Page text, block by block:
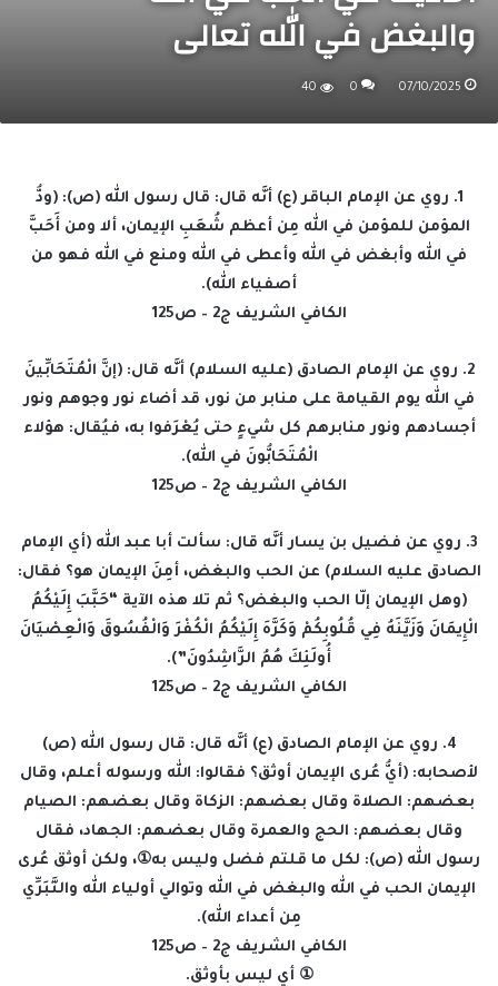
والبغض في الله تعالى
07/10/2025
0
40
1. روي عن الإمام الباقر (ع) أنَّه قال: قال رسول الله (ص): (ودُّ
المؤمن للمؤمن في الله مِن أعظم شُعَبِ الإيمان، ألا ومن أَحَبَّ
في الله وأبغض في الله وأعطى في الله ومنع في الله فهو من
أصفياء الله).
الكافي الشريف ج2 – ص125
2. روي عن الإمام الصادق (عليه السلام) أنَّه قال: (إنَّ الْمُتَحَابِّينَ
في الله يوم القيامة على منابر من نور، قد أضاء نور وجوهم ونور
أجسادهم ونور منابرهم كل شيءٍ حتى يُعْرَفوا به، فيُقال: هؤلاء
الْمُتَحَابُّونَ في الله).
الكافي الشريف ج2 – ص125
3. روي عن فضيل بن يسار أنَّه قال: سألت أبا عبد الله (أي الإمام
الصادق عليه السلام) عن الحب والبغض، أمِنَ الإيمان هو؟ فقال:
(وهل الإيمان إلّا الحب والبغض؟ ثم تلا هذه الآية “حَبَّبَ إِلَيْكُمُ
الْإِيمَانَ وَزَيَّنَهُ فِي قُلُوبِكُمْ وَكَرَّهَ إِلَيْكُمُ الْكُفْرَ وَالْفُسُوقَ وَالْعِصْيَانَ
أُولَئِكَ هُمُ الرَّاشِدُونَ”).
الكافي الشريف ج2 – ص125
4. روي عن الإمام الصادق (ع) أنَّه قال: قال رسول الله (ص)
لأصحابه: (أيُّ عُرى الإيمان أوثق؟ فقالوا: الله ورسوله أعلم، وقال
بعضهم: الصلاة وقال بعضهم: الزكاة وقال بعضهم: الصيام
وقال بعضهم: الحج والعمرة وقال بعضهم: الجهاد، فقال
رسول الله (ص): لكل ما قلتم فضل وليس به①، ولكن أوثق عُرى
الإيمان الحب في الله والبغض في الله وتوالي أولياء الله والتَّبَرِّي
مِن أعداء الله).
الكافي الشريف ج2 – ص125
① أي ليس بأوثق.